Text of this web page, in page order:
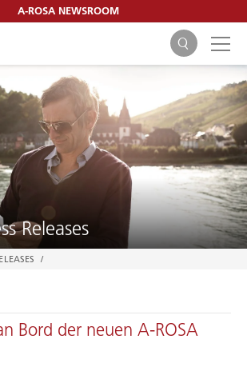
A-ROSA NEWSROOM
SEARCH
Releases
/
Bord der neuen A-ROSA